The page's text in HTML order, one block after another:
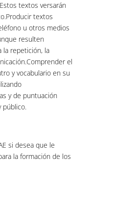
textos versarán
textos
u otros medios
resulten
la repetición, la
el
y vocabulario en su
y de puntuación
público.
si desea que le
la formación de los